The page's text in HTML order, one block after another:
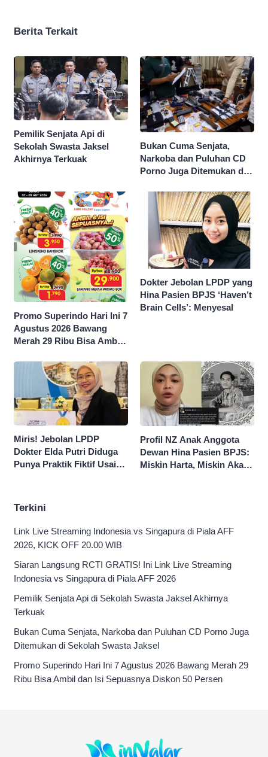
Berita Terkait
Pemilik Senjata Api di
Sekolah Swasta Jaksel
Akhirnya Terkuak
Bukan Cuma Senjata,
Narkoba dan Puluhan CD
Porno Juga Ditemukan di
Promo Superindo Hari Ini 7
Agustus 2026 Bawang
Merah 29 Ribu Bisa Ambil
50 Persen
Dokter Jebolan LPDP yang
Hina Pasien BPJS ‘Haven’t
Brain Cells’: Menyesal
Miris! Jebolan LPDP
Dokter Elda Putri Diduga
Punya Praktik Fiktif Usai
Profil NZ Anak Anggota
Dewan Hina Pasien BPJS:
Miskin Harta, Miskin Akal
Terkini
Link Live Streaming Indonesia vs Singapura di Piala AFF
2026, KICK OFF 20.00 WIB
Siaran Langsung RCTI GRATIS! Ini Link Live Streaming
Indonesia vs Singapura di Piala AFF 2026
Pemilik Senjata Api di Sekolah Swasta Jaksel Akhirnya
Terkuak
Bukan Cuma Senjata, Narkoba dan Puluhan CD Porno Juga
Ditemukan di Sekolah Swasta Jaksel
Promo Superindo Hari Ini 7 Agustus 2026 Bawang Merah 29
Ribu Bisa Ambil dan Isi Sepuasnya Diskon 50 Persen